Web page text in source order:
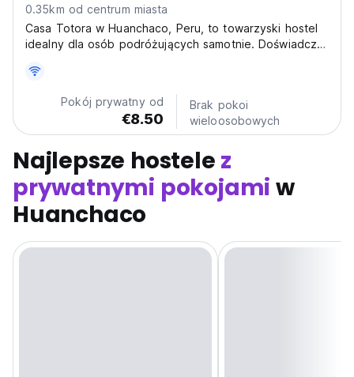
0.35km od centrum miasta
Casa Totora w Huanchaco, Peru, to towarzyski hostel
idealny dla osób podróżujących samotnie. Doświadcz
ruin! (Auto-translated from original language)
Pokój prywatny od
€8.50
Brak pokoi
wieloosobowych
Najlepsze hostele z
prywatnymi pokojami w
Huanchaco